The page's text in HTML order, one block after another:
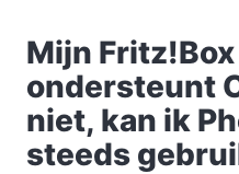
Mijn
ondersteunt
niet, kan ik
steeds